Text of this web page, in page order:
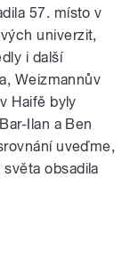
57. místo v
univerzit,
i další
Weizmannův
Haifě byly
Ilan a Ben
uveďme,
obsadila